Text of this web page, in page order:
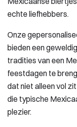
echte liefhebbers.
Onze
bieden een
tradities van een
feestdagen te
dat niet alleen vol
die typische
plezier.